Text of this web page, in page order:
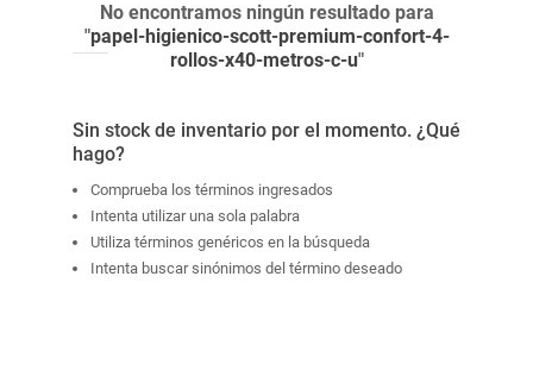
No encontramos ningún resultado para
"papel-higienico-scott-premium-confort-4-
rollos-x40-metros-c-u"
Sin stock de inventario por el momento. ¿Qué
hago?
Comprueba los términos ingresados
Intenta utilizar una sola palabra
Utiliza términos genéricos en la búsqueda
Intenta buscar sinónimos del término deseado